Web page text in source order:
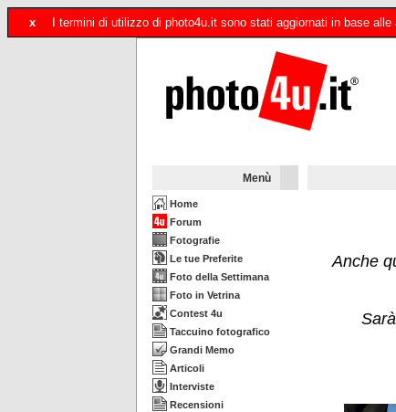
x I termini di utilizzo di photo4u.it sono stati aggiornati in base
Menù
Home
Forum
Fotografie
Le tue Preferite
Foto della Settimana
Foto in Vetrina
Contest 4u
Taccuino fotografico
Grandi Memo
Articoli
Interviste
Recensioni
Anche